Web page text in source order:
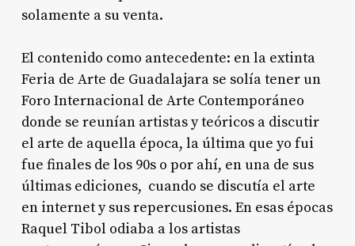
solamente a su venta.
El contenido como antecedente: en la extinta
Feria de Arte de Guadalajara se solía tener un
Foro Internacional de Arte Contemporáneo
donde se reunían artistas y teóricos a discutir
el arte de aquella época, la última que yo fui
fue finales de los 90s o por ahí, en una de sus
últimas ediciones, cuando se discutía el arte
en internet y sus repercusiones. En esas épocas
Raquel Tibol odiaba a los artistas